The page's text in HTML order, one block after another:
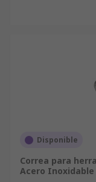
Disponible
Correa para
Acero Inoxidable